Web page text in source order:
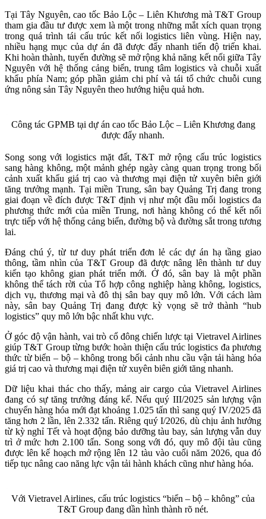
Tại Tây Nguyên, cao tốc Bảo Lộc – Liên Khương mà T&T Group
tham gia đầu tư được xem là một trong những mắt xích quan trọng
trong quá trình tái cấu trúc kết nối logistics liên vùng. Hiện nay,
nhiều hạng mục của dự án đã được đẩy nhanh tiến độ triển khai.
Khi hoàn thành, tuyến đường sẽ mở rộng khả năng kết nối giữa Tây
Nguyên với hệ thống cảng biển, trung tâm logistics và chuỗi xuất
khẩu phía Nam; góp phần giảm chi phí và tái tổ chức chuỗi cung
ứng nông sản Tây Nguyên theo hướng hiệu quả hơn.
Công tác GPMB tại dự án cao tốc Bảo Lộc – Liên Khương đang
được đẩy nhanh.
Song song với logistics mặt đất, T&T mở rộng cấu trúc logistics
sang hàng không, một mảnh ghép ngày càng quan trọng trong bối
cảnh xuất khẩu giá trị cao và thương mại điện tử xuyên biên giới
tăng trưởng mạnh. Tại miền Trung, sân bay Quảng Trị đang trong
giai đoạn về đích được T&T định vị như một đầu mối logistics đa
phương thức mới của miền Trung, nơi hàng không có thể kết nối
trực tiếp với hệ thống cảng biển, đường bộ và đường sắt trong tương
lai.
Đáng chú ý, từ tư duy phát triển đơn lẻ các dự án hạ tầng giao
thông, tầm nhìn của T&T Group đã được nâng lên thành tư duy
kiến tạo không gian phát triển mới. Ở đó, sân bay là một phần
không thể tách rời của Tổ hợp công nghiệp hàng không, logistics,
dịch vụ, thương mại và đô thị sân bay quy mô lớn. Với cách làm
này, sân bay Quảng Trị đang được kỳ vọng sẽ trở thành “hub
logistics” quy mô lớn bậc nhất khu vực.
Ở góc độ vận hành, vai trò cổ đông chiến lược tại Vietravel Airlines
giúp T&T Group từng bước hoàn thiện cấu trúc logistics đa phương
thức từ biển – bộ – không trong bối cảnh nhu cầu vận tải hàng hóa
giá trị cao và thương mại điện tử xuyên biên giới tăng nhanh.
Dữ liệu khai thác cho thấy, mảng air cargo của Vietravel Airlines
đang có sự tăng trưởng đáng kể. Nếu quý III/2025 sản lượng vận
chuyển hàng hóa mới đạt khoảng 1.025 tấn thì sang quý IV/2025 đã
tăng hơn 2 lần, lên 2.332 tấn. Riêng quý I/2026, dù chịu ảnh hưởng
từ kỳ nghỉ Tết và hoạt động bảo dưỡng tàu bay, sản lượng vẫn duy
trì ở mức hơn 2.100 tấn. Song song với đó, quy mô đội tàu cũng
được lên kế hoạch mở rộng lên 12 tàu vào cuối năm 2026, qua đó
tiếp tục nâng cao năng lực vận tải hành khách cũng như hàng hóa.
Với Vietravel Airlines, cấu trúc logistics “biển – bộ – không” của
T&T Group đang dần hình thành rõ nét.